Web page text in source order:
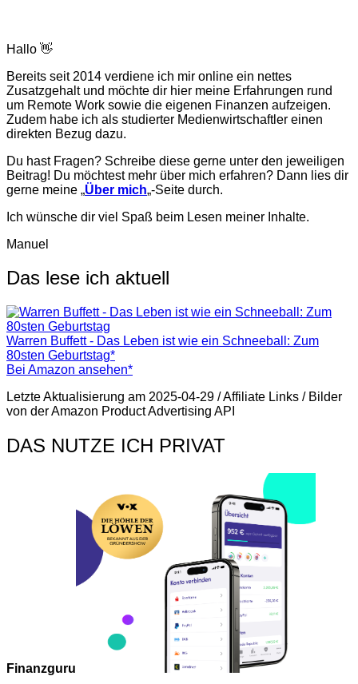
Hallo 👋
Bereits seit 2014 verdiene ich mir online ein nettes
Zusatzgehalt und möchte dir hier meine Erfahrungen rund
um Remote Work sowie die eigenen Finanzen aufzeigen.
Zudem habe ich als studierter Medienwirtschaftler einen
direkten Bezug dazu.
Du hast Fragen? Schreibe diese gerne unter den jeweiligen
Beitrag! Du möchtest mehr über mich erfahren? Dann lies dir
gerne meine „Über mich„-Seite durch.
Ich wünsche dir viel Spaß beim Lesen meiner Inhalte.
Manuel
Das lese ich aktuell
Warren Buffett - Das Leben ist wie ein Schneeball: Zum
80sten Geburtstag*
Bei Amazon ansehen*
Letzte Aktualisierung am 2025-04-29 / Affiliate Links / Bilder
von der Amazon Product Advertising API
DAS NUTZE ICH PRIVAT
Finanzguru